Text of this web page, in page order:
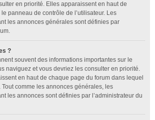
en priorité. Elles apparaissent en haut de
panneau de contrôle de l’utilisateur. Les
les annonces générales sont définies par
?
souvent des informations importantes sur le
naviguez et vous devriez les consulter en priorité.
en haut de chaque page du forum dans lequel
comme les annonces générales, les
les annonces sont définies par l’administrateur du